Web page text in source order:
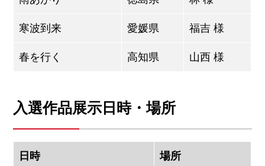
寒波到来 愛媛県 福吉 様
春を行く 高知県 山西 様
入選作品展示日時・場所
日時 場所